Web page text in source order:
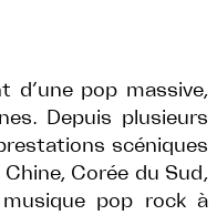
d’une pop massive,
Depuis plusieurs
scéniques
Corée du Sud,
pop rock à